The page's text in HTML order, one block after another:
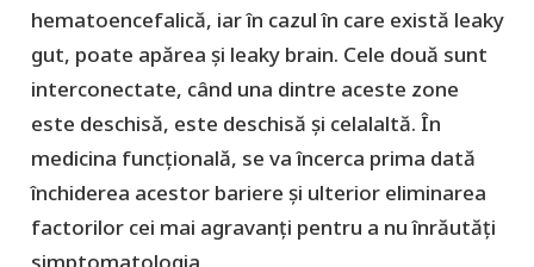
hematoencefalică, iar în cazul în care există leaky
gut, poate apărea și leaky brain. Cele două sunt
interconectate, când una dintre aceste zone
este deschisă, este deschisă și celalaltă. În
medicina funcțională, se va încerca prima dată
închiderea acestor bariere și ulterior eliminarea
factorilor cei mai agravanți pentru a nu înrăutăți
simptomatologia.